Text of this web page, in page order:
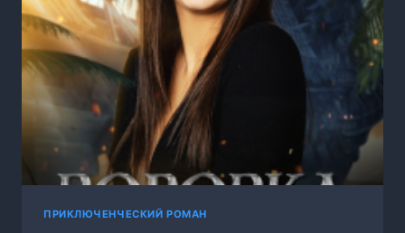
ПРИКЛЮЧЕНЧЕСКИЙ РОМАН